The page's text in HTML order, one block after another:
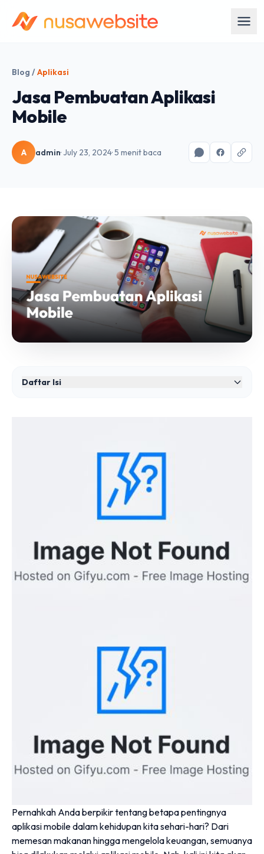
Blog /Aplikasi
Jasa Pembuatan Aplikasi
Mobile
A admin· July 23, 2024· 5 menit baca
Daftar Isi
Pernahkah Anda berpikir tentang betapa pentingnya
aplikasi mobile dalam kehidupan kita sehari-hari? Dari
memesan makanan hingga mengelola keuangan, semuanya